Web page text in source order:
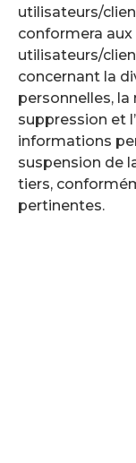
utilisateurs/
conformera
utilisateurs/
concernant la
personnelles, la
suppression et
informations
suspension de
tiers,
pertinentes.